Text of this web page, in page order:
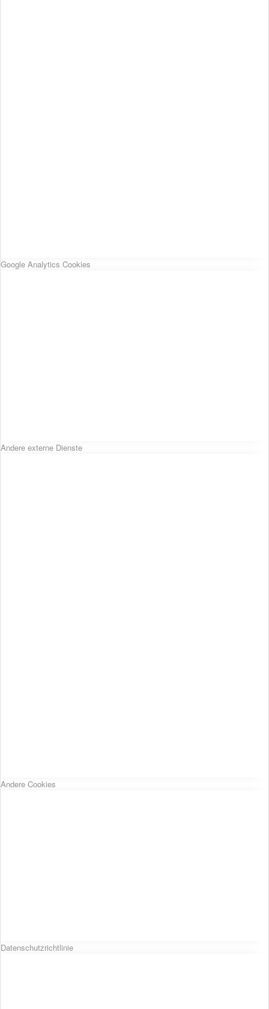
Google Analytics Cookies
Andere externe Dienste
Andere Cookies
Datenschutzrichtlinie